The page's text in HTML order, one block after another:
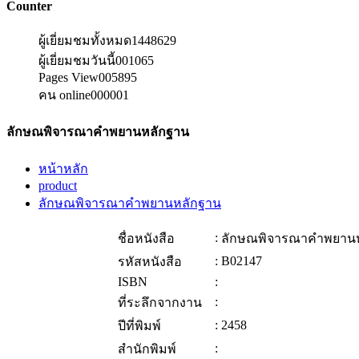
Counter
ผู้เยี่ยมชมทั้งหมด1448629
ผู้เยี่ยมชมวันนี้001065
Pages View005895
คน online000001
ลักษณพิจารณาคำพยานหลักฐาน
หน้าหลัก
product
ลักษณพิจารณาคำพยานหลักฐาน
ชื่อหนังสือ : ลักษณพิจารณาคำพยาน
รหัสหนังสือ
: B02147
ISBN
:
ที่ระลึกจากงาน
:
ปีที่พิมพ์
: 2458
สำนักพิมพ์
: